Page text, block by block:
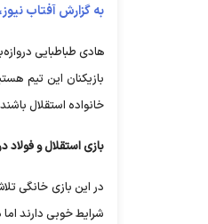
به گزارش آفتاب نیوز،
هادی طباطبایی
بازیکنان این تیم
خانواده استقلال
بازی استقلال و
در این بازی خانگی
شرایط خوبی دارند